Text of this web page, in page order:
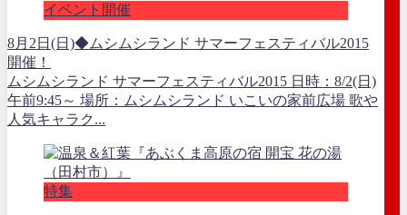
イベント開催
8月2日(日)◆ムシムシランド サマーフェスティバル2015
開催！
ムシムシランド サマーフェスティバル2015 日時：8/2(日)
午前9:45～ 場所：ムシムシランド いこいの家前広場 歌や
人気キャラク...
特集